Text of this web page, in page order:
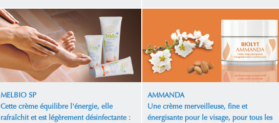
MELBIO SP
Cette crème équilibre l'énergie, elle
rafraîchit et est légèrement désinfectante :
AMMANDA
Une crème merveilleuse, fine et
énergisante pour le visage, pour tous les